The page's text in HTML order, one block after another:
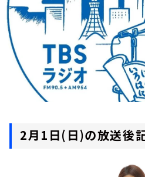
2月1日(日)の放送後